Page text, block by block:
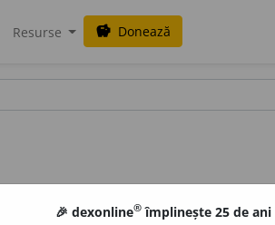
Resurse savings Donează
🎉 dexonline® împlinește 25 de ani